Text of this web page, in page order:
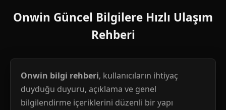
Onwin Güncel Bilgilere Hızlı Ulaşım
Rehberi
Onwin bilgi rehberi, kullanıcıların ihtiyaç
duyduğu duyuru, açıklama ve genel
bilgilendirme içeriklerini düzenli bir yapı